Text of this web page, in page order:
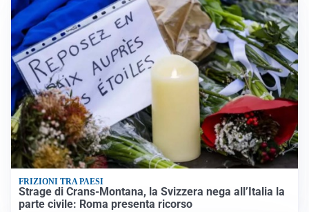
FRIZIONI TRA PAESI
Strage di Crans-Montana, la Svizzera nega all’Italia la
parte civile: Roma presenta ricorso